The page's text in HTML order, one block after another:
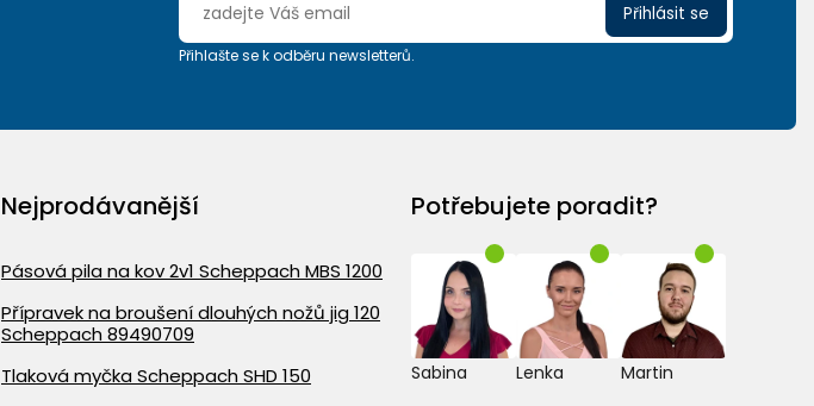
Přihlásit se
Přihlašte se k odběru newsletterů.
Nejprodávanější
Pásová pila na kov 2v1 Scheppach MBS 1200
Přípravek na broušení dlouhých nožů jig 120
Scheppach 89490709
Tlaková myčka Scheppach SHD 150
Potřebujete poradit?
Sabina Lenka Martin